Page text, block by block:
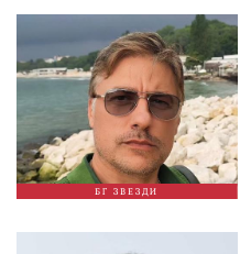
БГ ЗВЕЗДИ